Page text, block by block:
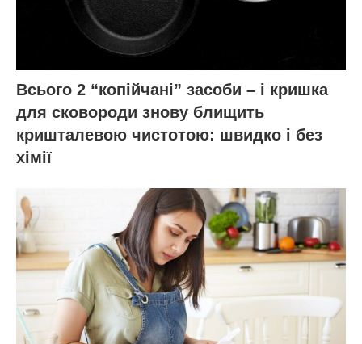
Всього 2 “копійчані” засоби – і кришка
для сковороди знову блищить
кришталевою чистотою: швидко і без
хімії